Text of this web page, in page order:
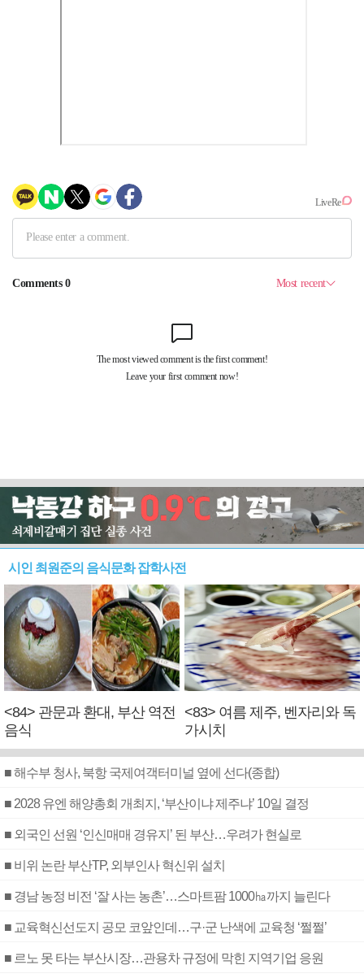
시인 최원준의 음식문화 잡학사전
<84> 관문과 환대, 부산 역전
음식
<83> 여름 제주, 벤자리와 독
가시치
■ 해수부 청사, 북항 국제여객터미널 옆에 선다(종합)
■ 2028 유엔 해양총회 개최지, ‘부산이냐 제주냐’ 10일 결정
■ 외국인 선원 ‘인신매매 경유지’ 된 부산…우려가 현실로
■ 비위 논란 부산TP, 외부인사 혁신위 설치
■ 경남 농정 비전 ‘잘 사는 농촌’…스마트팜 1000㏊까지 늘린다
■ 교육혁신선도지 공모 코앞인데…구·군 난색에 교육청 ‘쩔쩔’
■ 르노 못 타는 부산시장…관용차 규정에 막힌 지역기업 응원